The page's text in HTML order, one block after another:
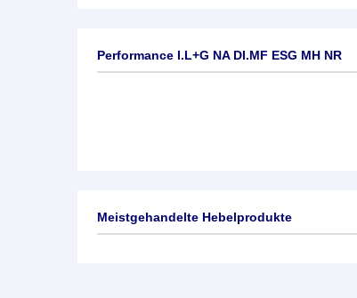
Performance I.L+G NA DI.MF ESG MH NR
Meistgehandelte Hebelprodukte